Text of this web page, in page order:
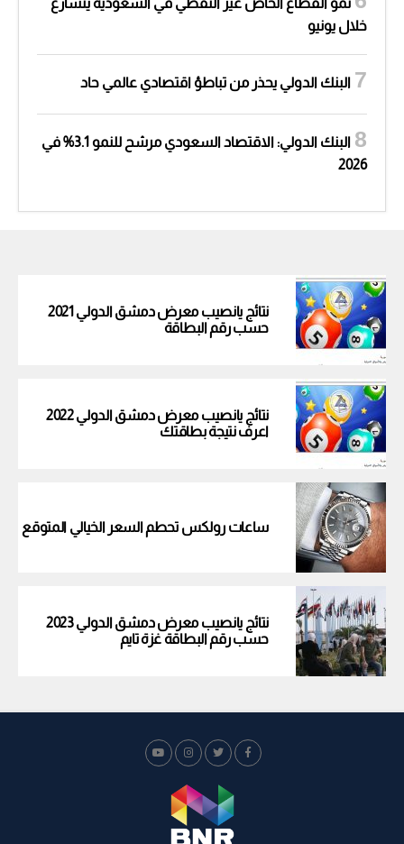
نمو القطاع الخاص غير النفطي في السعودية يتسارع
خلال يونيو
البنك الدولي يحذر من تباطؤ اقتصادي عالمي حاد
البنك الدولي: الاقتصاد السعودي مرشح للنمو 3.1% في
2026
نتائج يانصيب معرض دمشق الدولي 2021
حسب رقم البطاقة
نتائج يانصيب معرض دمشق الدولي 2022
اعرف نتيجة بطاقتك
ساعات رولكس تحطم السعر الخيالي المتوقع
نتائج يانصيب معرض دمشق الدولي 2023
حسب رقم البطاقة غزة تايم